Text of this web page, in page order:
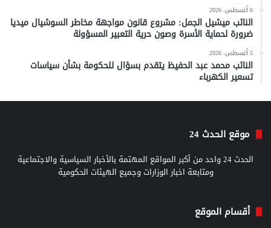
6 أغسطس، 2026
النائب ميشيل الجمل: مشروع قانون مواجهة مخاطر السوشيال ميديا
ضرورة لحماية الأسرة وصون حرية التعبير المسؤولة
5 أغسطس، 2026
النائب محمد عبد الحفيظ يتقدم بسؤال للحكومة بشأن سياسات
تسعير الكهرباء
موقع الحدث 24
الحدث 24 واحد من أكبر المواقع المهتمة بالأخبار السياسية والاجتماعية
ومتابعة اخبار الوزارات وجميع الهيئات الحكومية
أقسام الموقع